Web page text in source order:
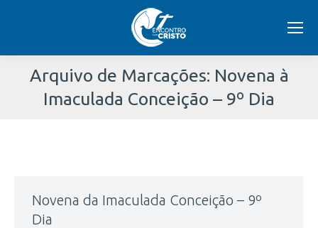
Arquivo de Marcações: Novena à
Imaculada Conceição – 9º Dia
Novena da Imaculada Conceição – 9º
Dia